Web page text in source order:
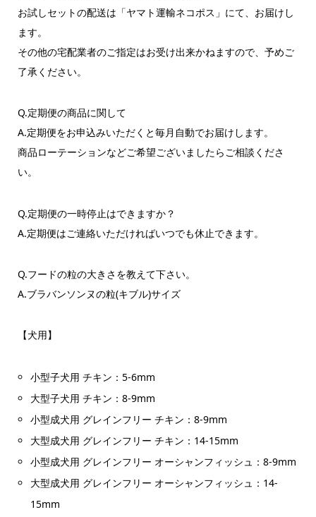
お試しセットの配送は「ヤマト運輸ネコポス」にて、お届けし
ます。
その他の宅配業者のご指定はお受け出来かねますので、予めご
了承ください。
Q.定期便の商品に関して
A.定期便をお申込みいただくと毎月自動でお届けします。
商品ローテーションなどご希望ございましたらご相談くださ
い。
Q.定期便の一時停止はできますか？
A.定期便はご連絡いただければいつでも休止できます。
Q.フードの粒の大きさを教えて下さい。
A.ブラバンソンヌの粒(キブル)サイズ
【犬用】
小型子犬用 チキン：5-6mm
大型子犬用 チキン：8-9mm
小型成犬用 グレインフリー チキン：8-9mm
大型成犬用 グレインフリー チキン：14-15mm
小型成犬用 グレインフリー オーシャンフィッシュ：8-9mm
大型成犬用 グレインフリー オーシャンフィッシュ：14-
15mm